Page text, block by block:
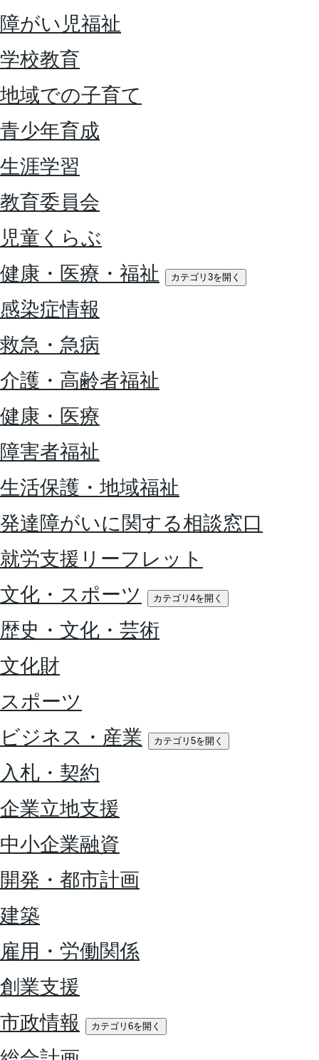
障がい児福祉
学校教育
地域での子育て
青少年育成
生涯学習
教育委員会
児童くらぶ
健康・医療・福祉
カテゴリ3を開く
感染症情報
救急・急病
介護・高齢者福祉
健康・医療
障害者福祉
生活保護・地域福祉
発達障がいに関する相談窓口
就労支援リーフレット
文化・スポーツ
カテゴリ4を開く
歴史・文化・芸術
文化財
スポーツ
ビジネス・産業
カテゴリ5を開く
入札・契約
企業立地支援
中小企業融資
開発・都市計画
建築
雇用・労働関係
創業支援
市政情報
カテゴリ6を開く